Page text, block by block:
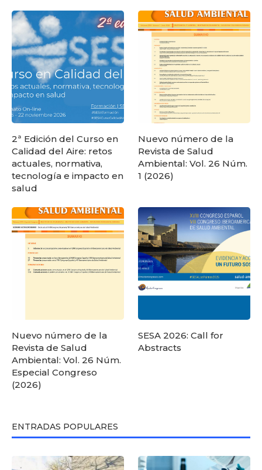
2ª Edición del Curso en
Calidad del Aire: retos
actuales, normativa,
tecnología e impacto en
salud
Nuevo número de la
Revista de Salud
Ambiental: Vol. 26 Núm.
1 (2026)
Nuevo número de la
Revista de Salud
Ambiental: Vol. 26 Núm.
Especial Congreso
(2026)
SESA 2026: Call for
Abstracts
ENTRADAS POPULARES